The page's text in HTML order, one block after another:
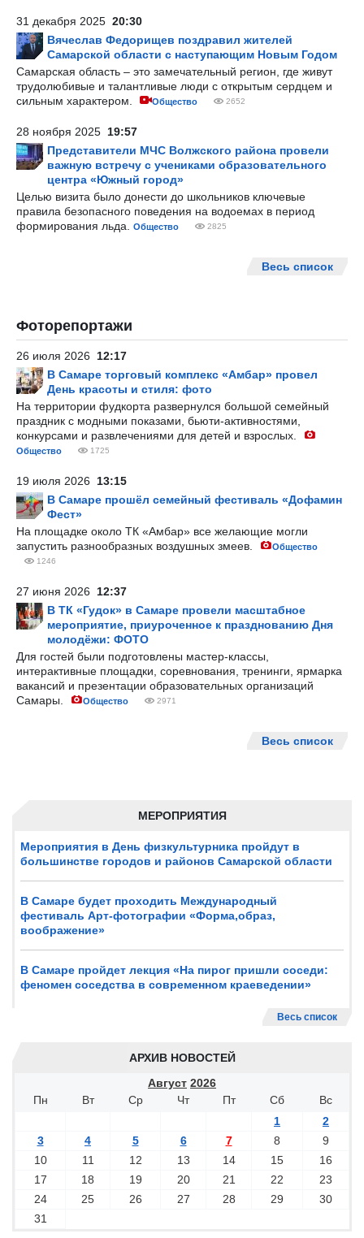
МЕРОПРИЯТИЯ
Мероприятия в День физкультурника пройдут в
большинстве городов и районов Самарской области
В Самаре будет проходить Международный
фестиваль Арт-фотографии «Форма,образ,
воображение»
В Самаре пройдет лекция «На пирог пришли соседи:
феномен соседства в современном краеведении»
Весь список
АРХИВ НОВОСТЕЙ
Август 2026
Пн
Вт Ср Чт Пт Сб
Вс
1
2
3
4 5 6 7 8
9
10
11 12 13 14 15
16
17
18 19 20 21 22
23
24
25 26 27 28 29
30
31
31 декабря 2025 20:30
Вячеслав Федорищев поздравил жителей
Самарской области с наступающим Новым Годом
Самарская область – это замечательный регион, где живут
трудолюбивые и талантливые люди с открытым сердцем и
сильным характером.
Общество 2652
28 ноября 2025 19:57
Представители МЧС Волжского района провели
важную встречу с учениками образовательного
центра «Южный город»
Целью визита было донести до школьников ключевые
правила безопасного поведения на водоемах в период
формирования льда.
Общество 2825
Весь список
Фоторепортажи
26 июля 2026 12:17
В Самаре торговый комплекс «Амбар» провел
День красоты и стиля: фото
На территории фудкорта развернулся большой семейный
праздник с модными показами, бьюти-активностями,
конкурсами и развлечениями для детей и взрослых.
Общество 1725
19 июля 2026 13:15
В Самаре прошёл семейный фестиваль «Дофамин
Фест»
На площадке около ТК «Амбар» все желающие могли
запустить разнообразных воздушных змеев.
Общество
1246
27 июня 2026 12:37
В ТК «Гудок» в Самаре провели масштабное
мероприятие, приуроченное к празднованию Дня
молодёжи: ФОТО
Для гостей были подготовлены мастер-классы,
интерактивные площадки, соревнования, тренинги, ярмарка
вакансий и презентации образовательных организаций
Самары.
Общество 2971
Весь список